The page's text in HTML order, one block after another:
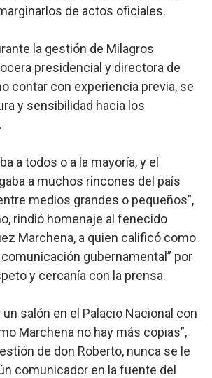
de actos oficiales.
la gestión de Milagros
presidencial y directora de
contar con experiencia previa, se
y sensibilidad hacia los
a todos o a la mayoría, y el
a muchos rincones del país
medios grandes o pequeños”,
rindió homenaje al fenecido
Marchena, a quien calificó como
comunicación gubernamental” por
y cercanía con la prensa.
un salón en el Palacio Nacional con
Marchena no hay más copias”,
de don Roberto, nunca se le
comunicador en la fuente del